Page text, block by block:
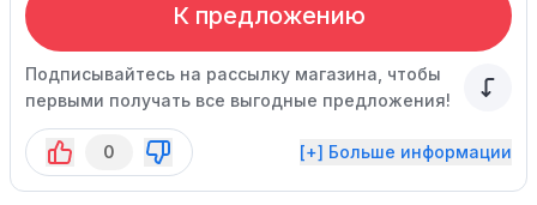
К предложению
Подписывайтесь на рассылку магазина, чтобы
первыми получать все выгодные предложения!
0 [+] Больше информации